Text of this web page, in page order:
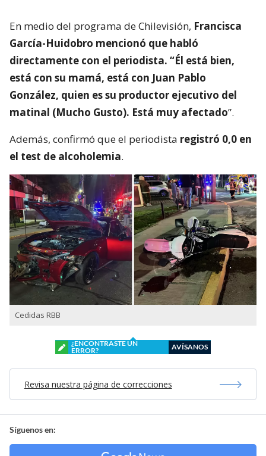
En medio del programa de Chilevisión, Francisca
García-Huidobro mencionó que habló
directamente con el periodista. “Él está bien,
está con su mamá, está con Juan Pablo
González, quien es su productor ejecutivo del
matinal (Mucho Gusto). Está muy afectado”.
Además, confirmó que el periodista registró 0,0 en
el test de alcoholemia.
Cedidas RBB
¿ENCONTRASTE UN
ERROR?
AVÍSANOS
Revisa nuestra página de correcciones
Síguenos en: